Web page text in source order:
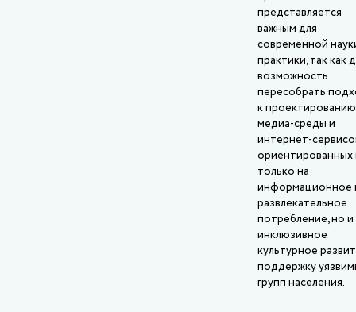
представляется
важным для
современной
практики, так как
возможность
пересобрать
к проектированию
медиа‑среды и
ориентированных
только на
информационное
развлекательное
потребление, но и
инклюзивное
культурное
поддержку
групп населения.